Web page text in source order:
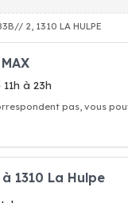
2, 1310 LA HULPE
à 23h
pas, vous
1310 La Hulpe